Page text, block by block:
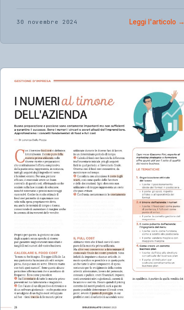
30 novembre 2024 Leggi l'articolo →